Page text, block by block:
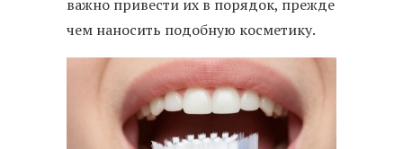
важно привести их в порядок, прежде
чем наносить подобную косметику.